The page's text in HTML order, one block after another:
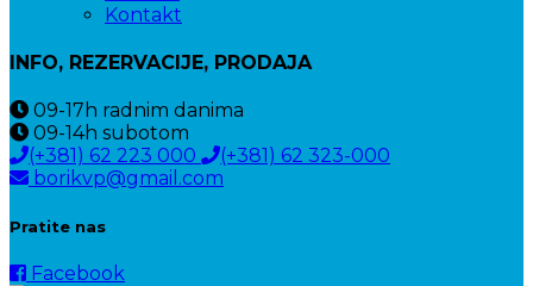
Kontakt
INFO, REZERVACIJE, PRODAJA
09-17h radnim danima
09-14h subotom
(+381) 62 223 000
(+381) 62 323-000
borikvp@gmail.com
Pratite nas
Facebook